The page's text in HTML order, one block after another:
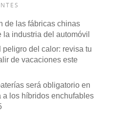
de las fábricas chinas
la industria del automóvil
peligro del calor: revisa tu
de vacaciones este
será obligatorio en
a los híbridos enchufables